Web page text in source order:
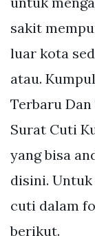
sakit
luar kota
atau.
Terbaru
Surat Cuti
yang bisa
disini.
cuti dalam
berikut.